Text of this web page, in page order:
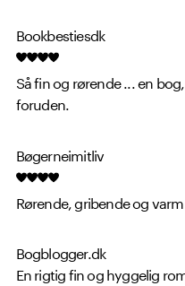
Bookbestiesdk
Så fin og rørende ... en
foruden.
Bøgerneimitliv
Rørende, gribende og
Bogblogger.dk
En rigtig fin og hyggelig